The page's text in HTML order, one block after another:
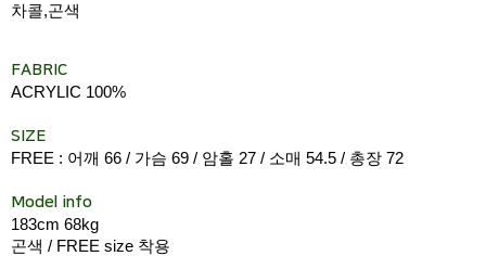
차콜,곤색
FABRIC
ACRYLIC 100%
SIZE
FREE : 어깨 66 / 가슴 69 / 암홀 27 / 소매 54.5 / 총장 72
Model info
183cm 68kg
곤색 / FREE size 착용